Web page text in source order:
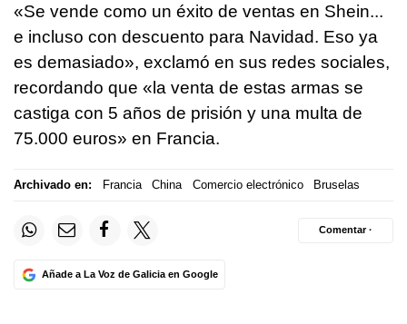
«Se vende como un éxito de ventas en Shein...
e incluso con descuento para Navidad. Eso ya
es demasiado», exclamó en sus redes sociales,
recordando que «la venta de estas armas se
castiga con 5 años de prisión y una multa de
75.000 euros» en Francia.
Archivado en: Francia China Comercio electrónico Bruselas
Añade a La Voz de Galicia en Google
Comentar ·